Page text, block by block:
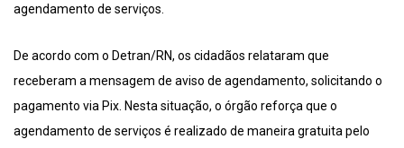
agendamento de serviços.
De acordo com o Detran/RN, os cidadãos relataram que
receberam a mensagem de aviso de agendamento, solicitando o
pagamento via Pix. Nesta situação, o órgão reforça que o
agendamento de serviços é realizado de maneira gratuita pelo